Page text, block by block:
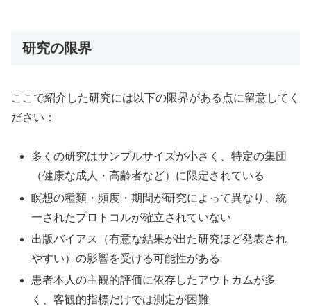
研究の限界
ここで紹介した研究には以下の限界がある点に留意してく
ださい：
多くの研究はサンプルサイズが小さく、特定の集団
（健康な成人・高齢者など）に限定されている
瞑想の種類・頻度・期間が研究によって異なり、統
一されたプロトコルが確立されていない
出版バイアス（有意な結果が出た研究ほど発表され
やすい）の影響を受ける可能性がある
患者本人の主観的評価に依存したアウトカムが多
く、客観的指標だけでは測定が困難